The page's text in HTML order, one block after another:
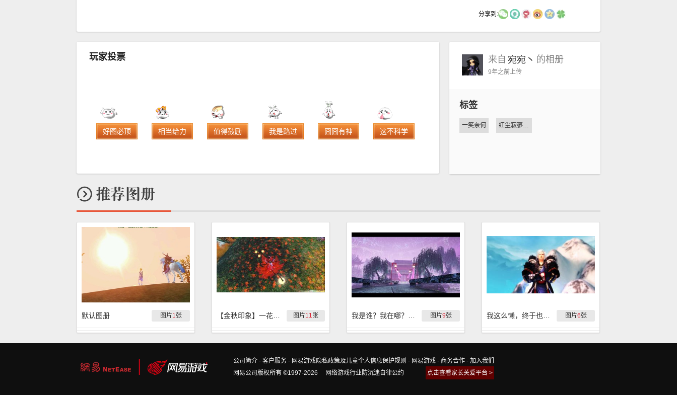
分享到:
玩家投票
好图必顶 相当给力 值得鼓励 我是路过 囧囧有神 这不科学
来自 宛宛丶 的相册
9年之前上传
标签
一笑奈何 红尘寂寥梦如歌
图片1张
默认图册 图片11张 图片9张 图片6张
公司简介 - 客户服务 - 网易游戏隐私政策及儿童个人信息保护规则 - 网易游戏 - 商务合作 - 加入我们
网易公司版权所有 ©1997-2026
点击查看家长关爱平台 >
网络游戏行业防沉迷自律公约